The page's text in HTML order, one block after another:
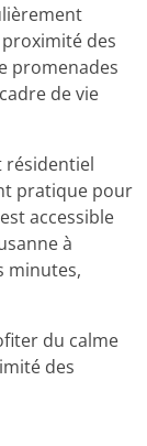
des
promenades
de vie
résidentiel
pratique pour
accessible
à
minutes,
du calme
des